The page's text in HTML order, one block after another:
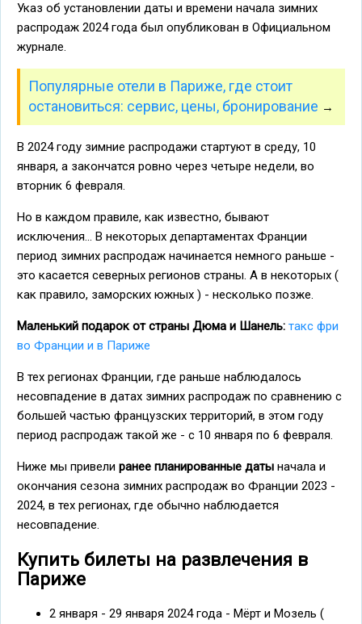
Указ об установлении даты и времени начала зимних
распродаж 2024 года был опубликован в Официальном
журнале.
Популярные отели в Париже, где стоит
остановиться: сервис, цены, бронирование →
В 2024 году зимние распродажи стартуют в среду, 10
января, а закончатся ровно через четыре недели, во
вторник 6 февраля.
Но в каждом правиле, как известно, бывают
исключения... В некоторых департаментах Франции
период зимних распродаж начинается немного раньше -
это касается северных регионов страны. А в некоторых (
как правило, заморских южных ) - несколько позже.
Маленький подарок от страны Дюма и Шанель: такс фри
во Франции и в Париже
В тех регионах Франции, где раньше наблюдалось
несовпадение в датах зимних распродаж по сравнению с
большей частью французских территорий, в этом году
период распродаж такой же - с 10 января по 6 февраля.
Ниже мы привели ранее планированные даты начала и
окончания сезона зимних распродаж во Франции 2023 -
2024, в тех регионах, где обычно наблюдается
несовпадение.
Купить билеты на развлечения в
Париже
2 января - 29 января 2024 года - Мёрт и Мозель (